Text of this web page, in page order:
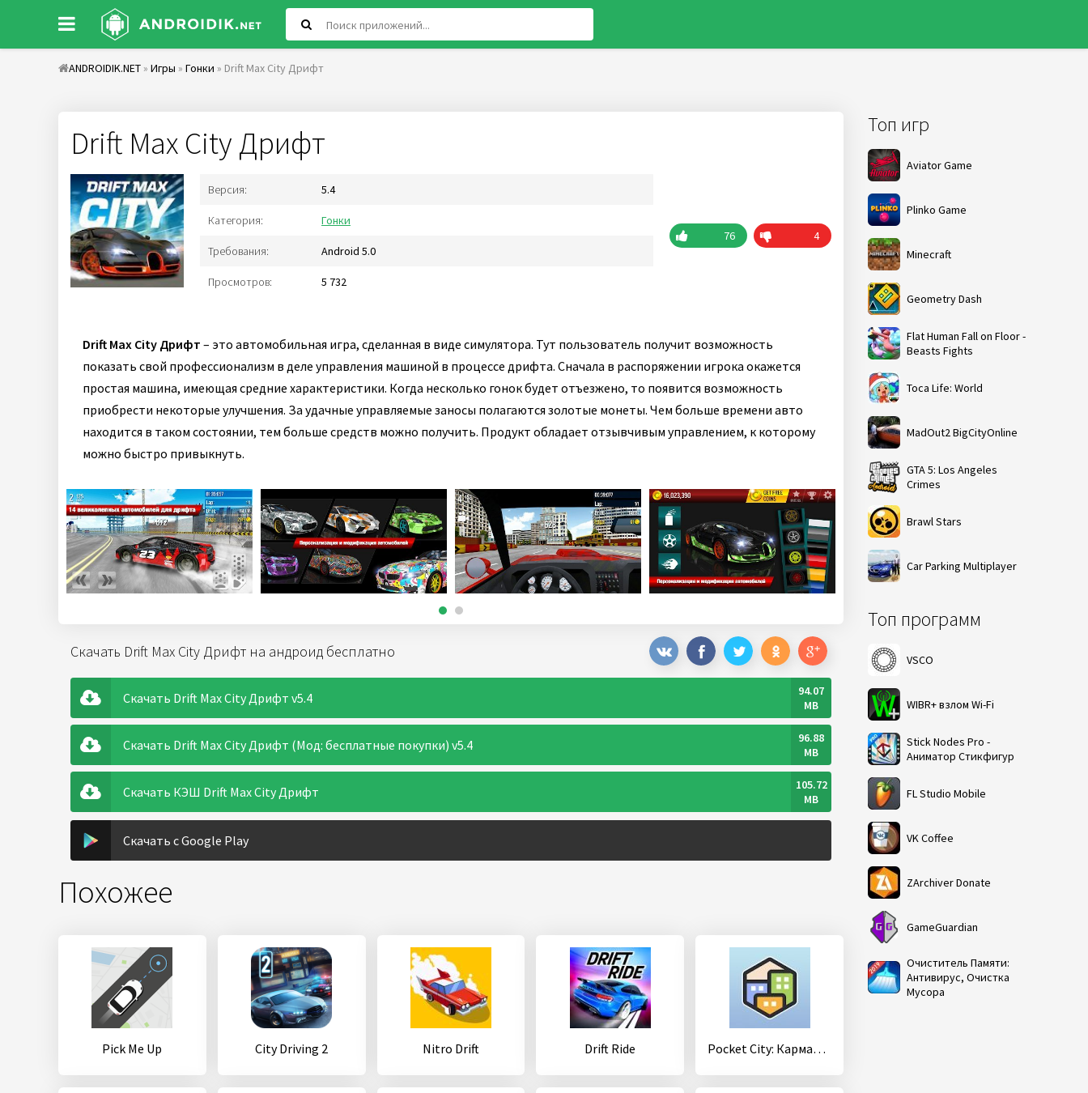
ANDROIDIK.NET » Игры » Гонки » Drift Max City Дрифт
Топ игр
Aviator Game
Plinko Game
Minecraft
Geometry Dash
Flat Human Fall on Floor -
Beasts Fights
Toca Life: World
MadOut2 BigCityOnline
GTA 5: Los Angeles
Crimes
Brawl Stars
Car Parking Multiplayer
Топ программ
VSCO
WIBR+ взлом Wi-Fi
Stick Nodes Pro -
Аниматор Стикфигур
FL Studio Mobile
VK Coffee
ZArchiver Donate
GameGuardian
Очиститель Памяти:
Антивирус, Очистка
Мусора
Drift Max City Дрифт
Версия: 5.4
Категория: Гонки
Требования: Android 5.0
Просмотров: 5 732
76 4
Drift Max City Дрифт – это автомобильная игра, сделанная в виде симулятора. Тут пользователь получит возможность
показать свой профессионализм в деле управления машиной в процессе дрифта. Сначала в распоряжении игрока окажется
простая машина, имеющая средние характеристики. Когда несколько гонок будет отъезжено, то появится возможность
приобрести некоторые улучшения. За удачные управляемые заносы полагаются золотые монеты. Чем больше времени авто
находится в таком состоянии, тем больше средств можно получить. Продукт обладает отзывчивым управлением, к которому
можно быстро привыкнуть.
Скачать Drift Max City Дрифт на андроид бесплатно
Скачать Drift Max City Дрифт v5.4
94.07
MB
Скачать Drift Max City Дрифт (Мод: бесплатные покупки) v5.4
96.88
MB
Скачать КЭШ Drift Max City Дрифт
105.72
MB
Скачать с Google Play
Похожее
Pick Me Up City Driving 2 Nitro Drift Drift Ride Pocket City: Карманный город